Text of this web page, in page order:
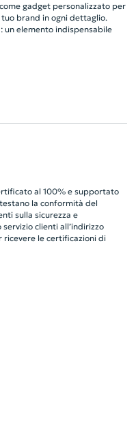
gadget personalizzato per
brand in ogni dettaglio.
un elemento indispensabile
al 100% e supportato
la conformità del
sulla sicurezza e
clienti all’indirizzo
ricevere le certificazioni di